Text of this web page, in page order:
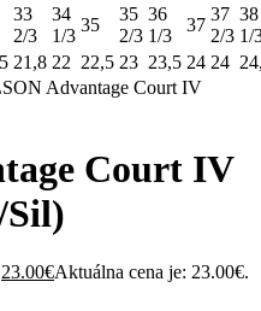
33
2/3
34
1/3
35
35
2/3
36
1/3
37
37
2/3
38
1/
21,8 22 22,5 23 23,5 24 24
Advantage Court IV
Court IV
23.00€Aktuálna cena je: 23.00€.